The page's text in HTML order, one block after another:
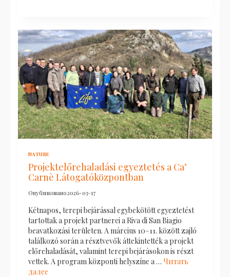
NATURE
Projektelőrehaladási egyeztetés a Ca’
Carnè Látogatóközpontban
Опубликовано2026-03-17
Kétnapos, terepi bejárással egybekötött egyeztetést
tartottak a projekt partnerei a Riva di San Biagio
beavatkozási területen. A március 10–11. között zajló
találkozó során a résztvevők áttekintették a projekt
előrehaladását, valamint terepi bejárásokon is részt
vettek. A program központi helyszíne a … Читать
далее